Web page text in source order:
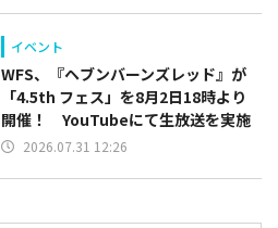
イベント
WFS、『ヘブンバーンズレッド』が
「4.5th フェス」を8月2日18時より
開催！ YouTubeにて生放送を実施
2026.07.31 12:26